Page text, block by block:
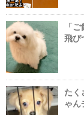
「
飛び
たく
ゃ